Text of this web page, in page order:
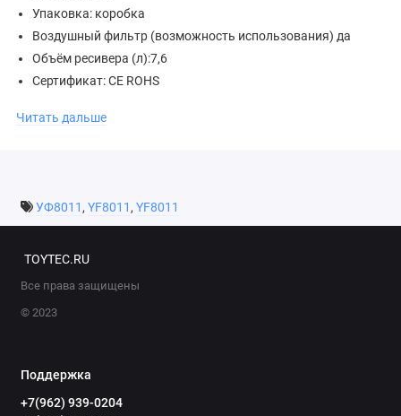
Упаковка: коробка
Воздушный фильтр (возможность использования) да
Объём ресивера (л):7,6
Сертификат: CE ROHS
Тип устройства: поршневой
Бренд: YURUI
Читать дальше
УФ8011, YF8011, YF8011
TOYTEC.RU
Все права защищены
© 2023
Поддержка
+7(962) 939-0204